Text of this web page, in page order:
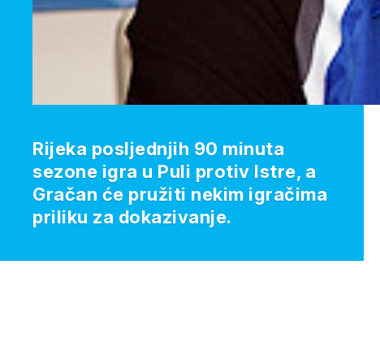
Rijeka posljednjih 90 minuta
sezone igra u Puli protiv Istre, a
Gračan će pružiti nekim igračima
priliku za dokazivanje.